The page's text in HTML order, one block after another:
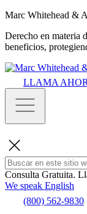
Marc Whitehead &
Derecho en materia
beneficios,
LLAMA
Consulta Gratuita.
We speak English
(800) 562-9830